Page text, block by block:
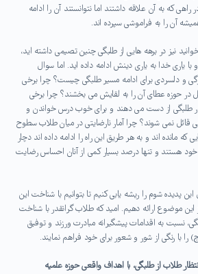
که به آن علاقه داشتند اما نتوانستند آن را ادامه
آن را به فراموشی سپرده اند.
نیز در برهه هایی از طلبگی چنین تصیمی داشته اید،
یاری خدا به یاری دینش ادامه داده اید. اما سوال
و دلسردی برای ادامه مسیر طلبگی چیست؟ چرا برخی
در حوزه عطای آن را به لقایش می بخشند؟ چرا برخی
طلبگی از دست می دهند و برای خوب درس خواندن و
نمی شوند؟ چرا آمار نارضایتی در میان طلاب سطوح
که مانده اند و به هر طریق این راه را ادامه داده اند دچار
هستند و تنها درصد بسیار کمی از آنان احساس رضایت
پدیده شوم را ریشه یابی کنیم تا بتوانیم با شناخت این
این موضوع ارائه دهیم. امید که طلاب گرانقدر با شناخت
نسبت به اقدامات پیشگیرانه مبادرت ورزند و توفیق
را با رنگی از شور و شعور برای خود فراهم نمایند.
طلاب از طلبگی، با اهداف واقعی حوزه علمیه